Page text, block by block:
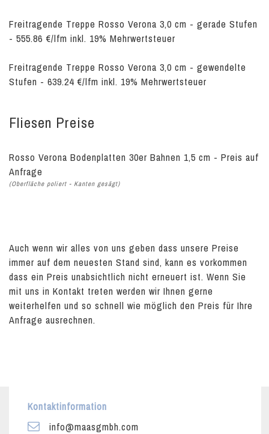
Freitragende Treppe Rosso Verona 3,0 cm - gerade Stufen
- 555.86 €/lfm inkl. 19% Mehrwertsteuer
Freitragende Treppe Rosso Verona 3,0 cm - gewendelte
Stufen - 639.24 €/lfm inkl. 19% Mehrwertsteuer
Fliesen Preise
Rosso Verona Bodenplatten 30er Bahnen 1,5 cm - Preis auf
Anfrage
(Oberfläche poliert - Kanten gesägt)
Auch wenn wir alles von uns geben dass unsere Preise
immer auf dem neuesten Stand sind, kann es vorkommen
dass ein Preis unabsichtlich nicht erneuert ist. Wenn Sie
mit uns in Kontakt treten werden wir Ihnen gerne
weiterhelfen und so schnell wie möglich den Preis für Ihre
Anfrage ausrechnen.
Kontaktinformation
info@maasgmbh.com